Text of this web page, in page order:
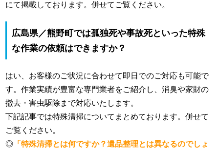
にて掲載しております。併せてご覧ください。
広島県／熊野町では孤独死や事故死といった特殊
な作業の依頼はできますか？
はい、お客様のご状況に合わせて即日でのご対応も可能で
す。作業実績が豊富な専門業者をご紹介し、消臭や家財の
撤去・害虫駆除まで対応いたします。
下記記事では特殊清掃についてまとめております。併せて
ご覧ください。
◎ 「特殊清掃とは何ですか？遺品整理とは異なるのでしょ